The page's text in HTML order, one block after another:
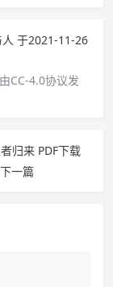
于2021-11-26
CC-4.0协议发
归来 PDF下载
下一篇